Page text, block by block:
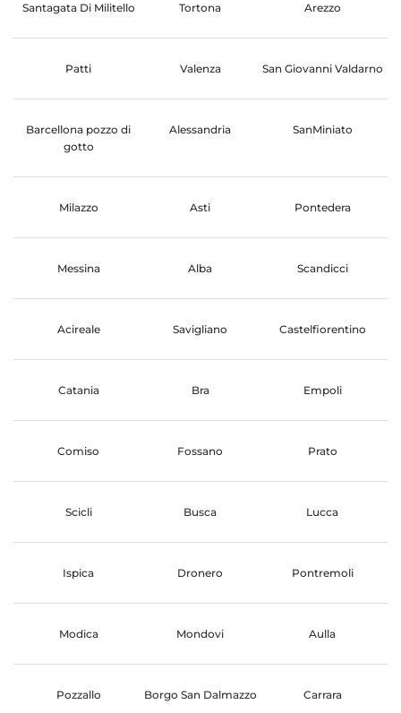
Santagata Di Militello Tortona Arezzo
Patti Valenza San Giovanni Valdarno
Barcellona pozzo di
gotto
Alessandria SanMiniato
Milazzo Asti Pontedera
Messina Alba Scandicci
Acireale Savigliano Castelfiorentino
Catania Bra Empoli
Comiso Fossano Prato
Scicli Busca Lucca
Ispica Dronero Pontremoli
Modica Mondovi Aulla
Pozzallo Borgo San Dalmazzo Carrara